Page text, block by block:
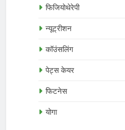
फिजियोथेरेपी
न्यूट्रीशन
कॉउंसलिंग
पेट्स केयर
फिटनेस
योगा